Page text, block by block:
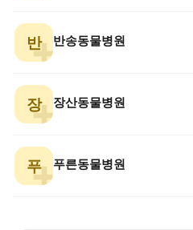
반 반송동물병원
장 장산동물병원
푸 푸른동물병원